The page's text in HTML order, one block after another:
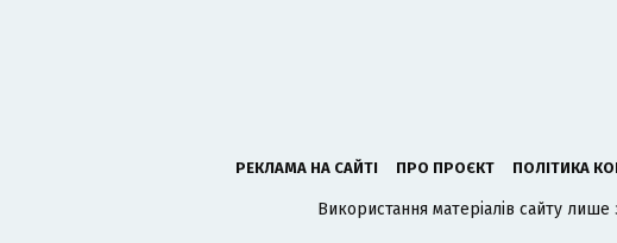
РЕКЛАМА НА САЙТІ ПРО ПРОЄКТ ПОЛІТИКА
Використання матеріалів сайту